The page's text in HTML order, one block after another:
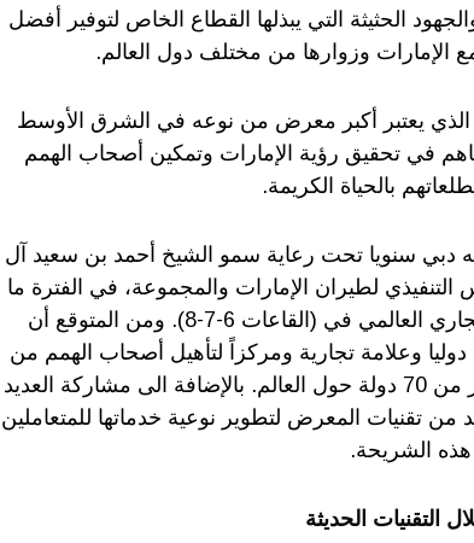
الحثيثة التي يبذلها القطاع الخاص لتوفير أفضل
الإمارات وزوارها من مختلف دول العالم.
يعتبر أكبر معرض من نوعه في الشرق الأوسط
في تحقيق رؤية الإمارات وتمكين أصحاب الهمم
بالحياة الكريمة.
دبي سنويا تحت رعاية سمو الشيخ أحمد بن سعيد آل
لطيران الإمارات والمجموعة، في الفترة ما
بين 6-8 أكتوبر المقبل 2025 في مركز دبي التجاري العالمي في (القاعات 6-7-8). ومن المتوقع أن
الدورة للمعرض نحو 250 عارضا دوليا وعلامة تجارية ومركزاً لتأهيل أصحاب الهمم من
50 دولة وأن يزوره أكثر من 15 ألف زائر من أكثر من 70 دولة حول العالم. بالإضافة الى مشاركة العديد
من تقنيات المعرض لتطوير نوعية خدماتها للمتعاملين
الشريحة.
التقنيات الحديثة